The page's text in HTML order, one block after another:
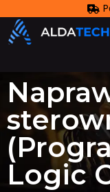
Logic